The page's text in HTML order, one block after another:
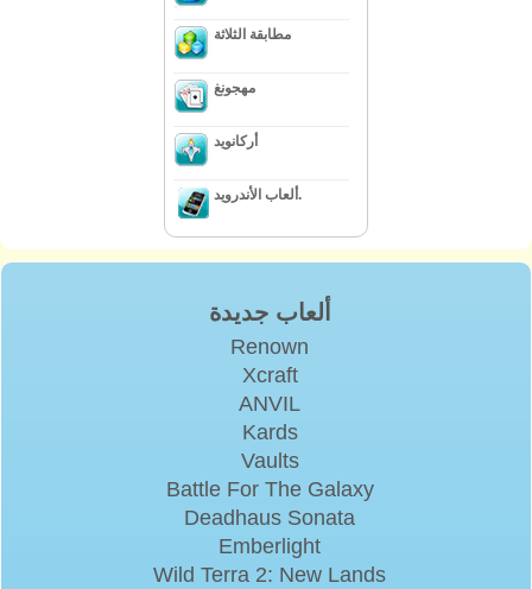
مطابقة الثلاثة
مهجونغ
أركانويد
ألعاب الأندرويد.
ألعاب جديدة
Renown
Xcraft
ANVIL
Kards
Vaults
Battle For The Galaxy
Deadhaus Sonata
Emberlight
Wild Terra 2: New Lands